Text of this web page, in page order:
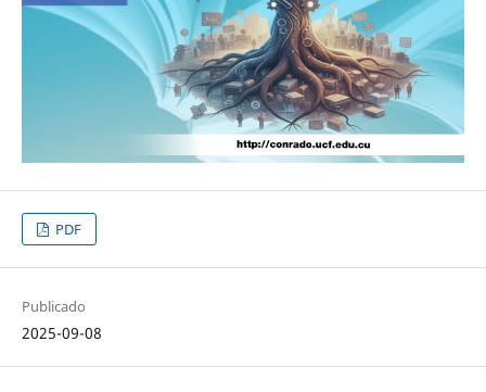
PDF
Publicado
2025-09-08